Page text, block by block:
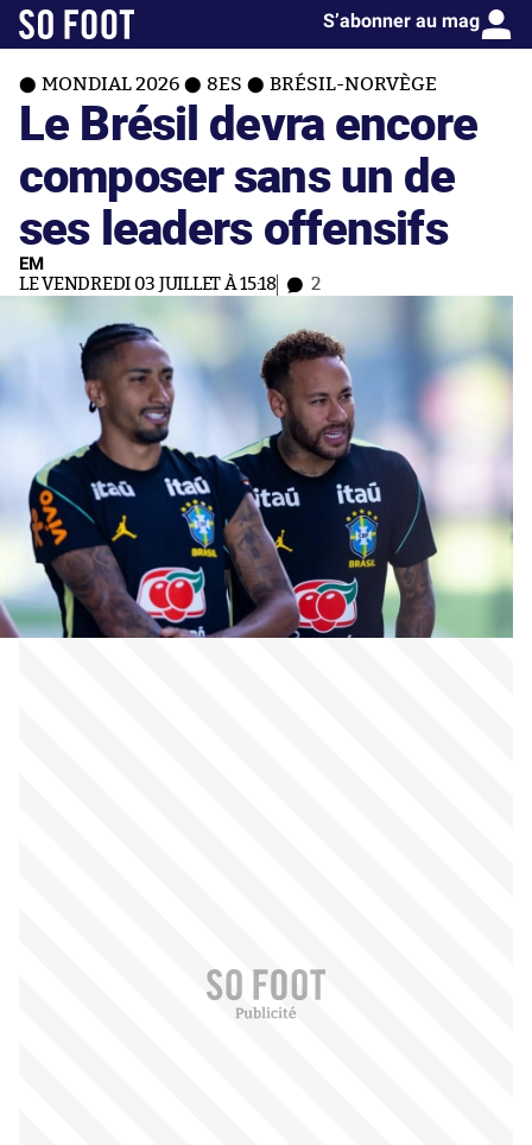
S’abonner au mag
MONDIAL 2026 8ES BRÉSIL-NORVÈGE
Le Brésil devra encore
composer sans un de
ses leaders offensifs
EM
LE VENDREDI 03 JUILLET À 15:18 2